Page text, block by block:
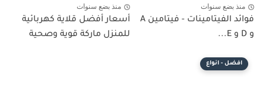
منذ بضع سنوات
فوائد الفيتامينات - فيتامين A
و D و E...
منذ بضع سنوات
أسعار أفضل قلاية كهربائية
للمنزل ماركة قوية وصحية
افضل - انواع